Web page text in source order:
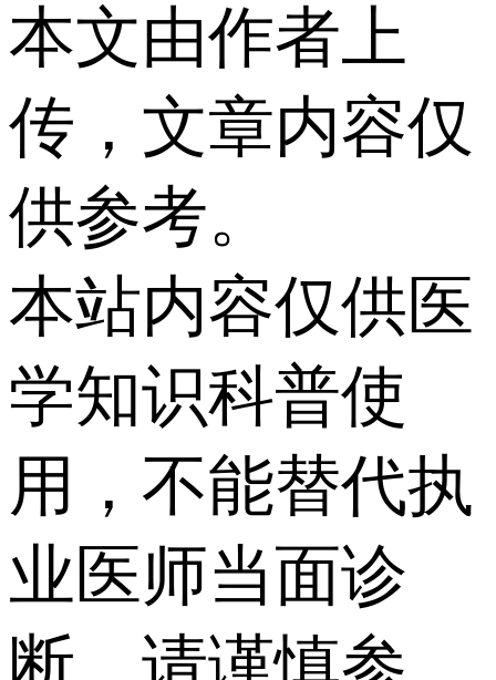
本文由作者上
传，文章内容仅
供参考。
本站内容仅供医
学知识科普使
用，不能替代执
业医师当面诊